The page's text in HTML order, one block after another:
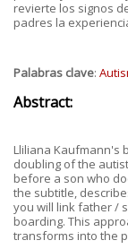
revierte los signos
padres la
Palabras clave:
Abstract:
Lliliana Kaufmann's
doubling of the
before a son who
the subtitle,
you will link father /
boarding. This
transforms into the